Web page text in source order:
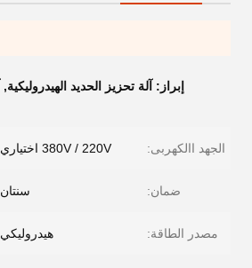
إبراز: آلة تحزيز الحديد الهيدروليكية,
الجهد االكهربى: 380V / 220V اختياري
ضمان: سنتان
مصدر الطاقة: هيدروليكي